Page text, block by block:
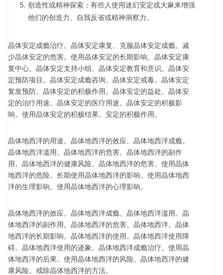
创造性或精神探索：有些人使用迷幻安定或大麻来增强
他们的创造力、自我反省或精神洞察力。
晶体安定成瘾治疗。晶体安定康复。克服晶体安定成瘾。减
少晶体安定的危害。使用晶体安定的长期影响。晶体安定康
复中心。晶体安定支持小组。晶体安定教育和意识。晶体安
定预防项目。晶体安定成瘾咨询。晶体安定戒毒。晶体安定
复发预防。晶体安定的积极作用。晶体安定的益处。晶体安
定的治疗用途。晶体安定的医疗用途。晶体安定的积极影
响。使用晶体安定的积极结果。安定的积极作用。
晶体地西泮的用途。晶体地西泮的效应。晶体地西泮成瘾。
晶体地西泮滥用。晶体地西泮的危害。晶体地西泮的副作
用。晶体地西泮的健康风险。晶体地西泮的危害。使用晶体
地西泮的危险。长期使用晶体地西泮的影响。使用晶体地西
泮的生理影响。使用晶体地西泮的心理影响。
晶体地西泮的效应。晶体地西泮成瘾。晶体地西泮滥用。晶
体地西泮的副作用。晶体地西泮的危害。晶体地西泮。晶体
地西泮的长期影响。晶体地西泮的使用。晶体地西泮使用障
碍。晶体地西泮使用的迹象。晶体地西泮成瘾治疗。使用晶
体地西泮的后果。使用晶体地西泮的风险。晶体地西泮的健
康风险。戒除晶体地西泮的方法。